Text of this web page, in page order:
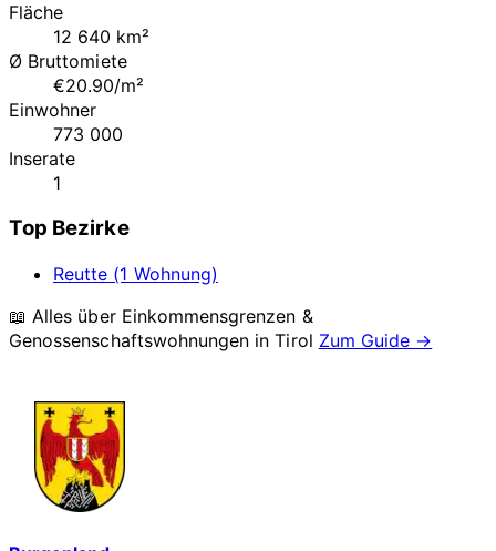
Fläche
12 640 km²
Ø Bruttomiete
€20.90/m²
Einwohner
773 000
Inserate
1
Top Bezirke
Reutte (1 Wohnung)
📖 Alles über Einkommensgrenzen &
Genossenschaftswohnungen inTirol Zum Guide →